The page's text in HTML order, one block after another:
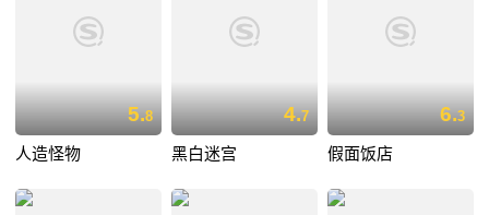
5.8
人造怪物
4.7
黑白迷宫
6.3
假面饭店